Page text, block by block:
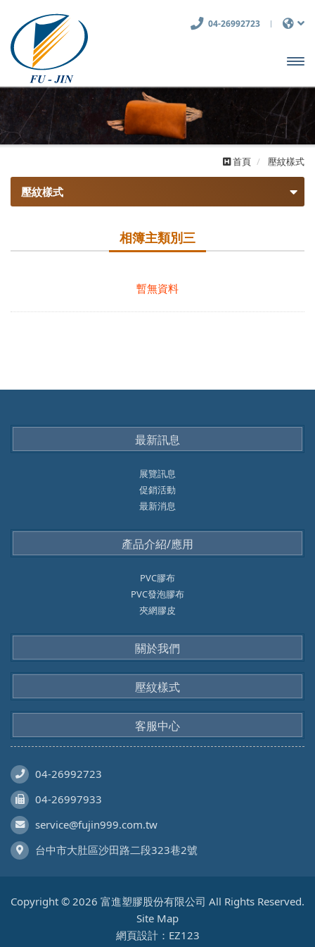
04-26992723
主選
單
首頁 壓紋樣式
壓紋樣式
細紋系列
深紋系列
相簿主類別二
相簿主類別三
暫無資料
最新訊息
展覽訊息
促銷活動
最新消息
產品介紹/應用
PVC膠布
PVC發泡膠布
夾網膠皮
關於我們
壓紋樣式
客服中心
04-26992723
04-26997933
service@fujin999.com.tw
台中市大肚區沙田路二段323巷2號
Copyright © 2026 富進塑膠股份有限公司 All Rights Reserved.
Site Map
網頁設計：EZ123